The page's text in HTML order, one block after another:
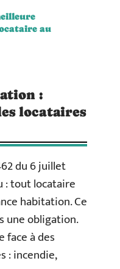
au
:
locataires
du 6 juillet
: tout locataire
habitation. Ce
une obligation.
à des
: incendie,